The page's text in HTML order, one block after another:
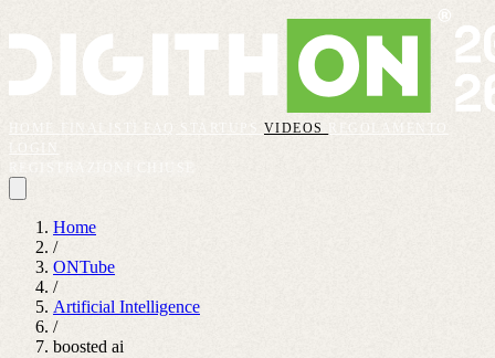
VIDEOS
REGOLAMENTO
Home
/
ONTube
/
Artificial Intelligence
/
boosted ai